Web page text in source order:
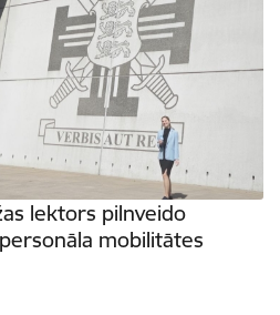
lektors pilnveido
mobilitātes